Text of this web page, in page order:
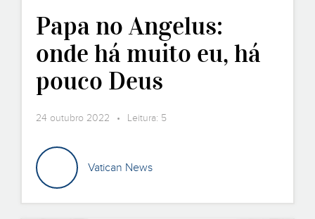
Papa no Angelus:
onde há muito eu, há
pouco Deus
24 outubro 2022 • Leitura: 5
Vatican News